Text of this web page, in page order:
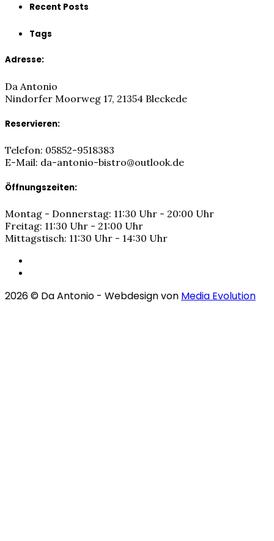
Recent Posts
Tags
Adresse:
Da Antonio
Nindorfer Moorweg 17, 21354 Bleckede
Reservieren:
Telefon: 05852-9518383
E-Mail: da-antonio-bistro@outlook.de
Öffnungszeiten:
Montag - Donnerstag: 11:30 Uhr - 20:00 Uhr
Freitag: 11:30 Uhr - 21:00 Uhr
Mittagstisch: 11:30 Uhr - 14:30 Uhr
2026© Da Antonio - Webdesign von Media Evolution